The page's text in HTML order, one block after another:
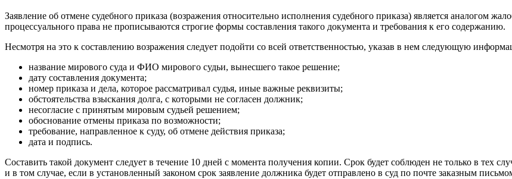
Заявление об отмене судебного приказа (возражения относительно исполнения судебного приказа) является аналогом
процессуального права не прописываются строгие формы составления такого документа и требования к его содержанию.
Несмотря на это к составлению возражения следует подойти со всей ответственностью, указав в нем следующую
название мирового суда и ФИО мирового судьи, вынесшего такое решение;
дату составления документа;
номер приказа и дела, которое рассматривал судья, иные важные реквизиты;
обстоятельства взыскания долга, с которыми не согласен должник;
несогласие с принятым мировым судьей решением;
обоснование отмены приказа по возможности;
требование, направленное к суду, об отмене действия приказа;
дата и подпись.
Составить такой документ следует в течение 10 дней с момента получения копии. Срок будет соблюден не только в тех
и в том случае, если в установленный законом срок заявление должника будет отправлено в суд по почте заказным